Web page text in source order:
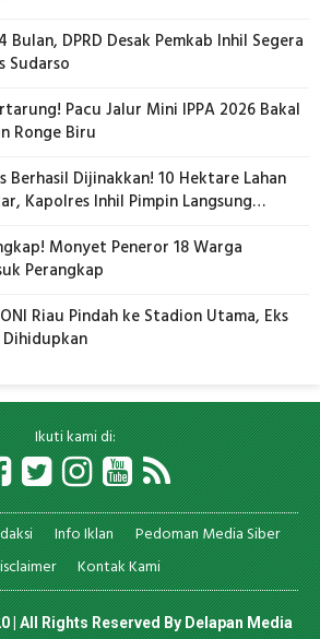
DPRD Desak Pemkab Inhil Segera
Sudarso
Pacu Jalur Mini IPPA 2026 Bakal
Ronge Biru
Berhasil Dijinakkan! 10 Hektare Lahan
Kapolres Inhil Pimpin Langsung
Monyet Peneror 18 Warga
Perangkap
Riau Pindah ke Stadion Utama, Eks
Dihidupkan
Ikuti kami di:
Info Iklan
Pedoman Media Siber
Kontak Kami
| All Rights Reserved ByDelapan Media